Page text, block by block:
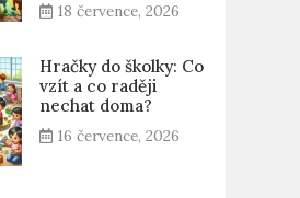
18 července, 2026
Hračky do školky: Co
vzít a co raději
nechat doma?
16 července, 2026